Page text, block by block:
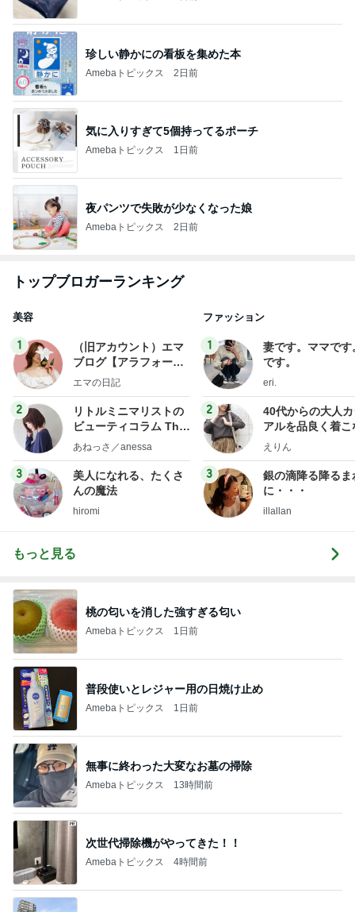
珍しい静かにの看板を集めた本
Amebaトピックス 2日前
気に入りすぎて5個持ってるポーチ
Amebaトピックス 1日前
夜パンツで失敗が少なくなった娘
Amebaトピックス 2日前
トップブロガーランキング
美容
1
（旧アカウント）エマ
ブログ【アラフォー会
社売却セカンドライ
エマの日記
2
リトルミニマリストの
ビューティコラム The
little minimalist's bea
あねっさ／anessa
3
美人になれる、たくさ
んの魔法
hiromi
ファッション
1
妻です。ママです
です。
eri.
2
40代からの大人
アルを品良く着こ
ファッションブロ
えりん
3
銀の滴降る降るま
に・・・
illallan
もっと見る
桃の匂いを消した強すぎる匂い
Amebaトピックス 1日前
普段使いとレジャー用の日焼け止め
Amebaトピックス 1日前
無事に終わった大変なお墓の掃除
Amebaトピックス 13時間前
次世代掃除機がやってきた！！
Amebaトピックス 4時間前